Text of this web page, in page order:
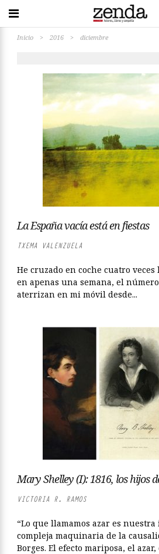
Inicio > 2016 > diciembre
La España vacía está en fiestas
TXEMA VALENZUELA
He cruzado en coche cuatro
en apenas una semana, el
aterrizan en mi móvil desde...
Mary Shelley (I): 1816, los hijos
VICTORIA R. RAMOS
“Lo que llamamos azar es
compleja maquinaria de la
Borges. El efecto mariposa, el